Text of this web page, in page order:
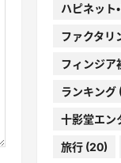
ハピネット
ファクタリ
フィンジア
ランキング
十影堂エン
旅行(20)